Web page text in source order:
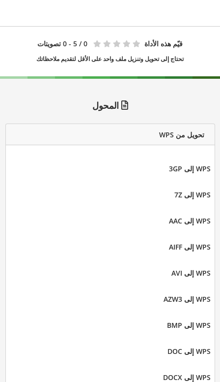
قيّم هذه الأداة 0 / 5 - 0 تصويتات
تحتاج إلى تحويل وتنزيل ملف واحد على الأقل لتقديم ملاحظاتك
المحول
تحويل من WPS
WPS إلى 3GP
WPS إلى 7Z
WPS إلى AAC
WPS إلى AIFF
WPS إلى AVI
WPS إلى AZW3
WPS إلى BMP
WPS إلى DOC
WPS إلى DOCX